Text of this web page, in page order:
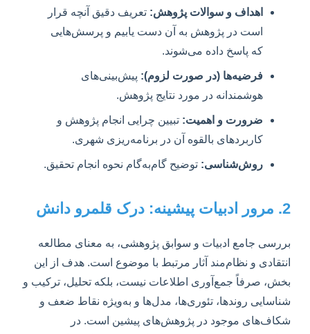
اهداف و سوالات پژوهش: تعریف دقیق آنچه قرار
است در پژوهش به آن دست یابیم و پرسش‌هایی
که پاسخ داده می‌شوند.
فرضیه‌ها (در صورت لزوم): پیش‌بینی‌های
هوشمندانه در مورد نتایج پژوهش.
ضرورت و اهمیت: تبیین چرایی انجام پژوهش و
کاربردهای بالقوه آن در برنامه‌ریزی شهری.
روش‌شناسی: توضیح گام‌به‌گام نحوه انجام تحقیق.
2. مرور ادبیات پیشینه: درک قلمرو دانش
بررسی جامع ادبیات و سوابق پژوهشی، به معنای مطالعه
انتقادی و نظام‌مند آثار مرتبط با موضوع است. هدف از این
بخش، صرفاً جمع‌آوری اطلاعات نیست، بلکه تحلیل، ترکیب و
شناسایی روندها، تئوری‌ها، مدل‌ها و به‌ویژه نقاط ضعف و
شکاف‌های موجود در پژوهش‌های پیشین است. در